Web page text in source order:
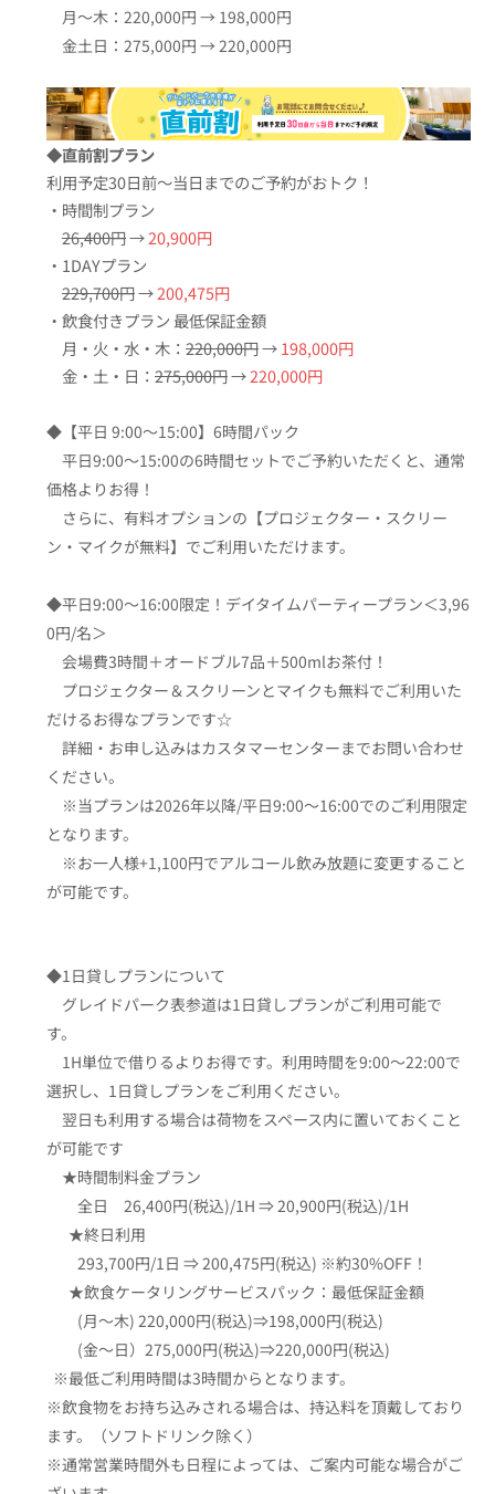
月〜木：220,000円 → 198,000円
金土日：275,000円 → 220,000円
◆直前割プラン
利用予定30日前〜当日までのご予約がおトク！
・時間制プラン
26,400円→20,900円
・1DAYプラン
229,700円→200,475円
・飲食付きプラン 最低保証金額
月・火・水・木： 220,000円→198,000円
金・土・日： 275,000円→220,000円
◆【平日 9:00〜15:00】6時間パック
平日9:00〜15:00の6時間セットでご予約いただくと、通常
価格よりお得！
さらに、有料オプションの【プロジェクター・スクリー
ン・マイクが無料】でご利用いただけます。
◆平日9:00〜16:00限定！デイタイムパーティープラン＜3,96
0円/名＞
会場費3時間＋オードブル7品＋500mlお茶付！
プロジェクター＆スクリーンとマイクも無料でご利用いた
だけるお得なプランです☆
詳細・お申し込みはカスタマーセンターまでお問い合わせ
ください。
※当プランは2026年以降/平日9:00〜16:00でのご利用限定
となります。
※お一人様+1,100円でアルコール飲み放題に変更すること
が可能です。
◆1日貸しプランについて
グレイドパーク表参道は1日貸しプランがご利用可能で
す。
1H単位で借りるよりお得です。利用時間を9:00〜22:00で
選択し、1日貸しプランをご利用ください。
翌日も利用する場合は荷物をスペース内に置いておくこと
が可能です
★時間制料金プラン
全日 26,400円(税込)/1H ⇒ 20,900円(税込)/1H
★終日利用
293,700円/1日 ⇒ 200,475円(税込) ※約30%OFF！
★飲食ケータリングサービスパック：最低保証金額
(月～木) 220,000円(税込)⇒198,000円(税込)
(金～日）275,000円(税込)⇒220,000円(税込)
※最低ご利用時間は3時間からとなります。
※飲食物をお持ち込みされる場合は、持込料を頂戴しており
ます。（ソフトドリンク除く）
※通常営業時間外も日程によっては、ご案内可能な場合がご